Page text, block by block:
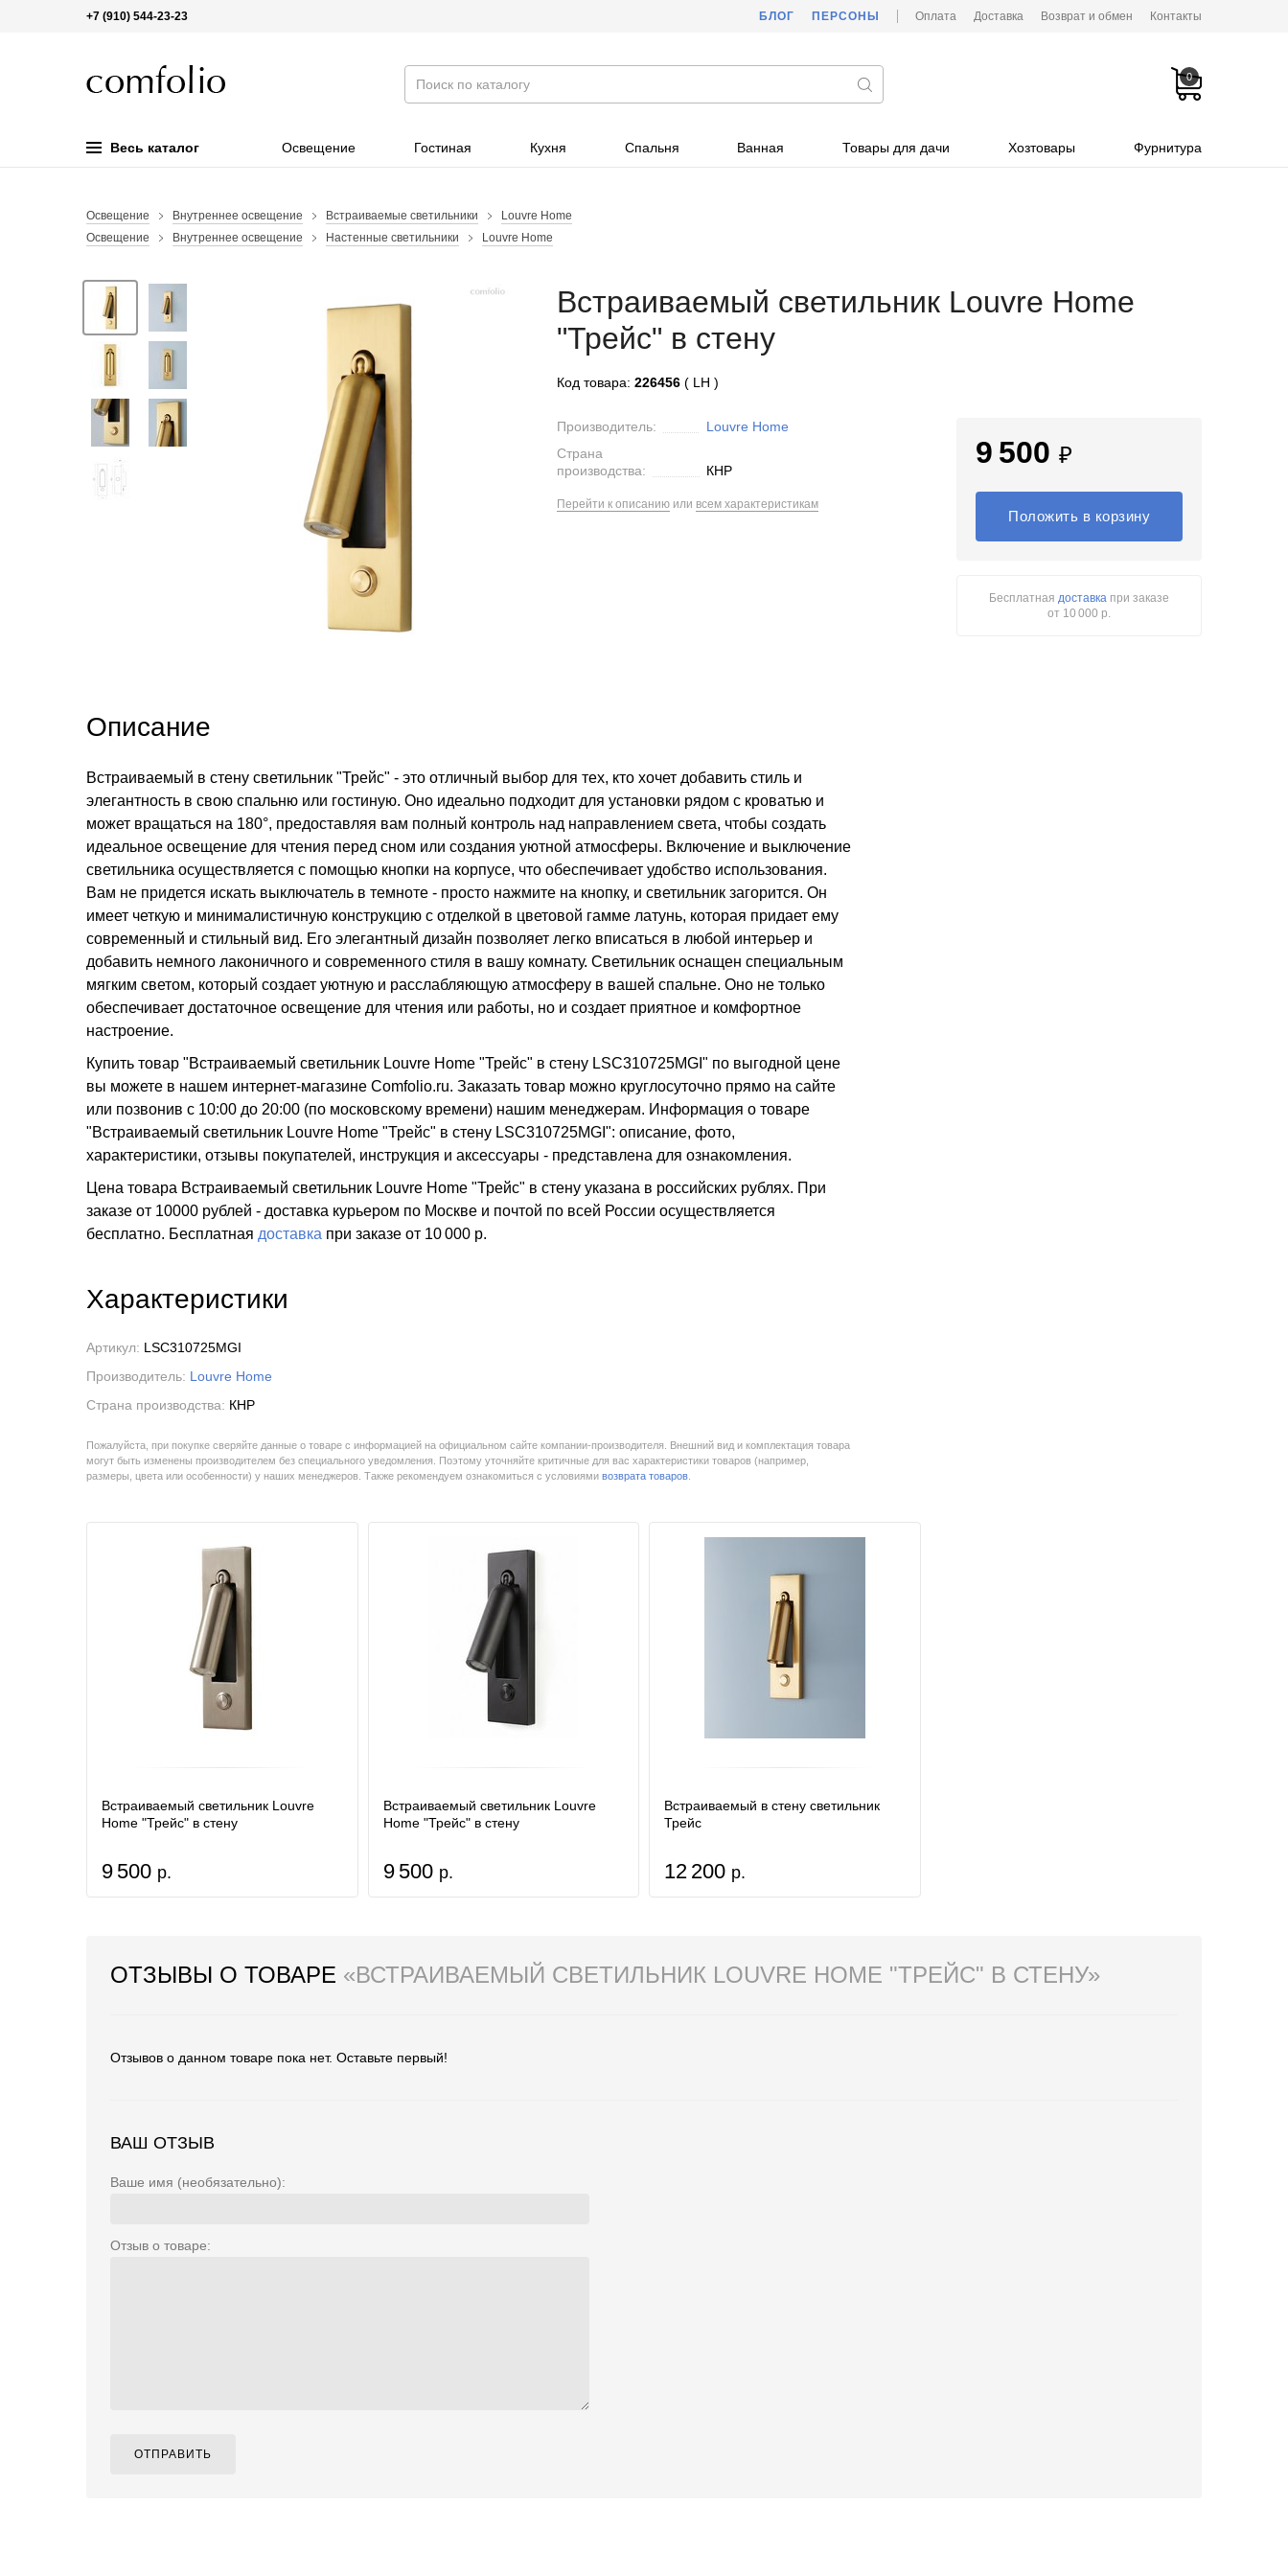
+7 (910) 544-23-23 БЛОГ ПЕРСОНЫ Оплата Доставка Возврат и обмен Контакты
0
Весь каталог Освещение Гостиная Кухня Спальня Ванная Товары для дачи Хозтовары Фурнитура
Освещение Внутреннее освещение Встраиваемые светильники
Louvre Home
Освещение
Внутреннее освещение Настенные светильники Louvre Home
Встраиваемый светильник Louvre Home
"Трейс" в стену
Код товара: 226456 ( LH )
Производитель:
Louvre Home
Страна
производства:
КНР
Перейти к описаниюили всем характеристикам
9 500 ₽
Положить в корзину
Бесплатнаядоставка при заказе
от 10 000 р.
Описание
Встраиваемый в стену светильник "Трейс" - это отличный выбор для тех, кто хочет добавить стиль и
элегантность в свою спальню или гостиную. Оно идеально подходит для установки рядом с кроватью и
может вращаться на 180°, предоставляя вам полный контроль над направлением света, чтобы создать
идеальное освещение для чтения перед сном или создания уютной атмосферы. Включение и выключение
светильника осуществляется с помощью кнопки на корпусе, что обеспечивает удобство использования.
Вам не придется искать выключатель в темноте - просто нажмите на кнопку, и светильник загорится. Он
имеет четкую и минималистичную конструкцию с отделкой в цветовой гамме латунь, которая придает ему
современный и стильный вид. Его элегантный дизайн позволяет легко вписаться в любой интерьер и
добавить немного лаконичного и современного стиля в вашу комнату. Светильник оснащен специальным
мягким светом, который создает уютную и расслабляющую атмосферу в вашей спальне. Оно не только
обеспечивает достаточное освещение для чтения или работы, но и создает приятное и комфортное
настроение.
Купить товар "Встраиваемый светильник Louvre Home "Трейс" в стену LSC310725MGI" по выгодной цене
вы можете в нашем интернет-магазине Comfolio.ru. Заказать товар можно круглосуточно прямо на сайте
или позвонив с 10:00 до 20:00 (по московскому времени) нашим менеджерам. Информация о товаре
"Встраиваемый светильник Louvre Home "Трейс" в стену LSC310725MGI": описание, фото,
характеристики, отзывы покупателей, инструкция и аксессуары - представлена для ознакомления.
Цена товара Встраиваемый светильник Louvre Home "Трейс" в стену указана в российских рублях. При
заказе от 10000 рублей - доставка курьером по Москве и почтой по всей России осуществляется
бесплатно. Бесплатная доставка при заказе от 10 000 р.
Характеристики
Артикул: LSC310725MGI
Производитель: Louvre Home
Страна производства: КНР
Пожалуйста, при покупке сверяйте данные о товаре с информацией на официальном сайте компании-производителя. Внешний вид и комплектация товара
могут быть изменены производителем без специального уведомления. Поэтому уточняйте критичные для вас характеристики товаров (например,
размеры, цвета или особенности) у наших менеджеров. Также рекомендуем ознакомиться с условиями возврата товаров
Встраиваемый светильник Louvre
Home "Трейс" в стену
9 500 р.
Встраиваемый светильник Louvre
Home "Трейс" в стену
9 500 р.
Встраиваемый в стену светильник
Трейс
12 200 р.
ОТЗЫВЫ О ТОВАРЕ «ВСТРАИВАЕМЫЙ СВЕТИЛЬНИК LOUVRE HOME "ТРЕЙС" В СТЕНУ»
Отзывов о данном товаре пока нет. Оставьте первый!
ВАШ ОТЗЫВ
Ваше имя (необязательно):
Отзыв о товаре:
ОТПРАВИТЬ